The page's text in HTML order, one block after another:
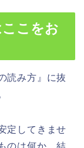
こをお
読み方』に抜
定してきませ